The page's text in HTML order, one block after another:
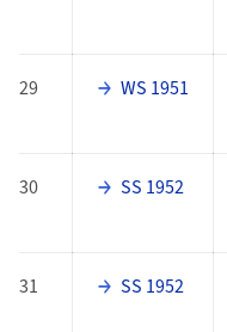
29 WS 1951
30 SS 1952
31 SS 1952